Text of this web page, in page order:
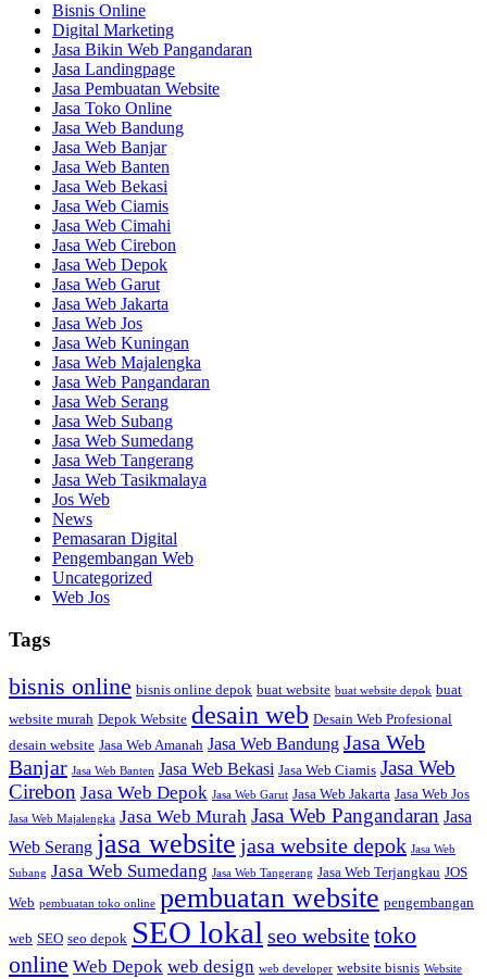
Bisnis Online
Digital Marketing
Jasa Bikin Web Pangandaran
Jasa Landingpage
Jasa Pembuatan Website
Jasa Toko Online
Jasa Web Bandung
Jasa Web Banjar
Jasa Web Banten
Jasa Web Bekasi
Jasa Web Ciamis
Jasa Web Cimahi
Jasa Web Cirebon
Jasa Web Depok
Jasa Web Garut
Jasa Web Jakarta
Jasa Web Jos
Jasa Web Kuningan
Jasa Web Majalengka
Jasa Web Pangandaran
Jasa Web Serang
Jasa Web Subang
Jasa Web Sumedang
Jasa Web Tangerang
Jasa Web Tasikmalaya
Jos Web
News
Pemasaran Digital
Pengembangan Web
Uncategorized
Web Jos
Tags
bisnis online bisnis online depok buat website buat website depok buat
website murah Depok Website desain web Desain Web Profesional
desain website Jasa Web Amanah Jasa Web Bandung Jasa Web
Banjar Jasa Web Banten Jasa Web Bekasi Jasa Web Ciamis Jasa Web
Cirebon Jasa Web Depok Jasa Web Garut Jasa Web Jakarta Jasa Web Jos
Jasa Web Majalengka Jasa Web Murah Jasa Web Pangandaran Jasa
Web Serang jasa website jasa website depok Jasa Web
Subang Jasa Web Sumedang Jasa Web Tangerang Jasa Web Terjangkau JOS
Web pembuatan toko online pembuatan website pengembangan
web SEO seo depok SEO lokal seo websitetoko
online Web Depok web design web developer website bisnis Website